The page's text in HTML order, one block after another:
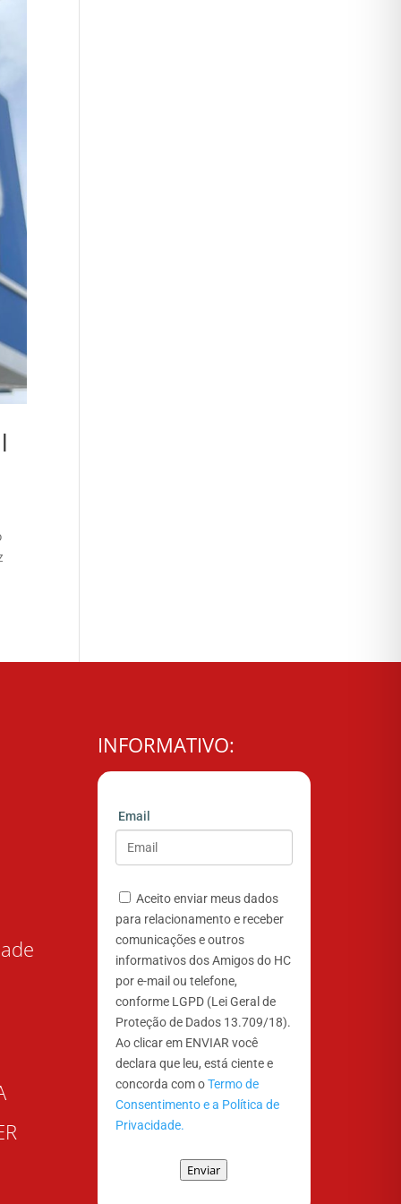
INFORMATIVO:
Email
Aceito enviar meus dados
para relacionamento e receber
comunicações e outros
informativos dos Amigos do HC
por e-mail ou telefone,
conforme LGPD (Lei Geral de
Proteção de Dados 13.709/18).
Ao clicar em ENVIAR você
declara que leu, está ciente e
concorda com oTermo de
Consentimento e a Política de
Privacidade.
Enviar